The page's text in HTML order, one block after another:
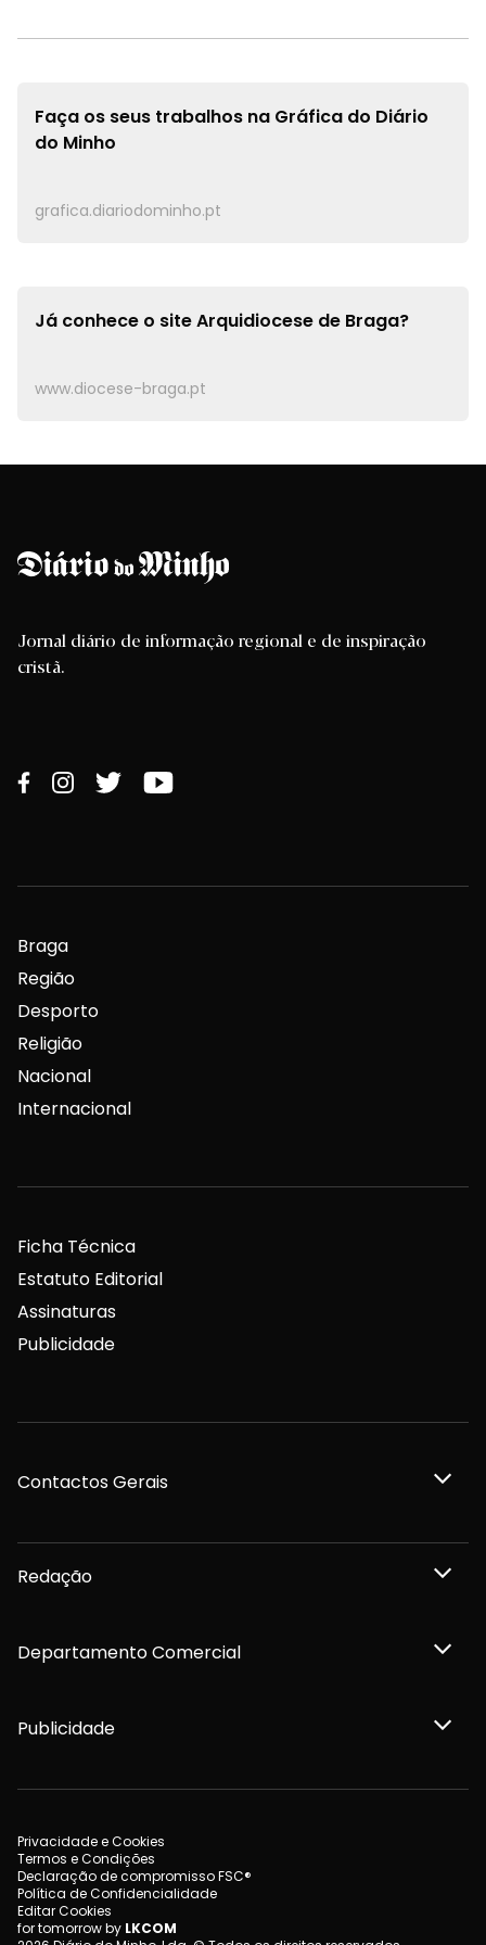
Faça os seus trabalhos na Gráfica do Diário
do Minho
grafica.diariodominho.pt
Já conhece o siteArquidiocese de Braga?
www.diocese-braga.pt
Jornal diário de informação regional e de inspiração
cristã.
Braga
Região
Desporto
Religião
Nacional
Internacional
Ficha Técnica
Estatuto Editorial
Assinaturas
Publicidade
Contactos Gerais
Redação
Departamento Comercial
Publicidade
Privacidade e Cookies
Termos e Condições
Declaração de compromisso FSC®
Política de Confidencialidade
Editar Cookies
for tomorrow by LKCOM